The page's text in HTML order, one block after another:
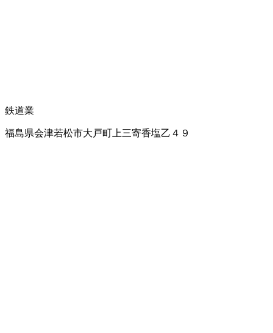
鉄道業
福島県会津若松市大戸町上三寄香塩乙４９